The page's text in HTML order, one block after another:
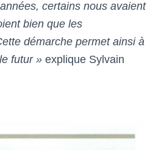
certains nous avaient
bien que les
démarche permet ainsi à
futur » explique Sylvain